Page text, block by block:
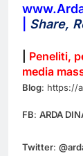
Share,
Peneliti,
media
Blog: https://
FB: ARDA
Twitter: